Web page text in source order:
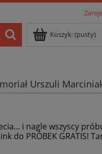
Koszyk:(pusty)
Urszuli
i nagle wszyscy
do PRÓBEK GRATIS!